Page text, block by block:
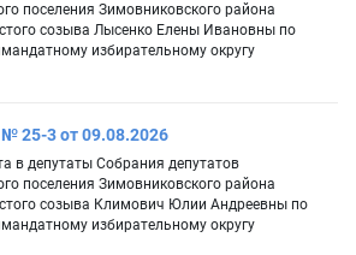
поселения Зимовниковского района
созыва Лысенко Елены Ивановны по
избирательному округу
25-3 от 09.08.2026
в депутаты Собрания депутатов
поселения Зимовниковского района
созыва Климович Юлии Андреевны по
избирательному округу